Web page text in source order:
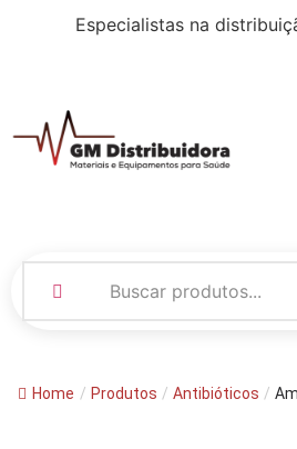
Especialistas na
Home / Produtos / Antibióticos /